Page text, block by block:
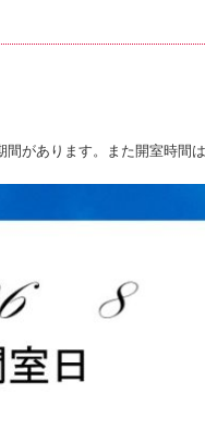
があります。また開室時間